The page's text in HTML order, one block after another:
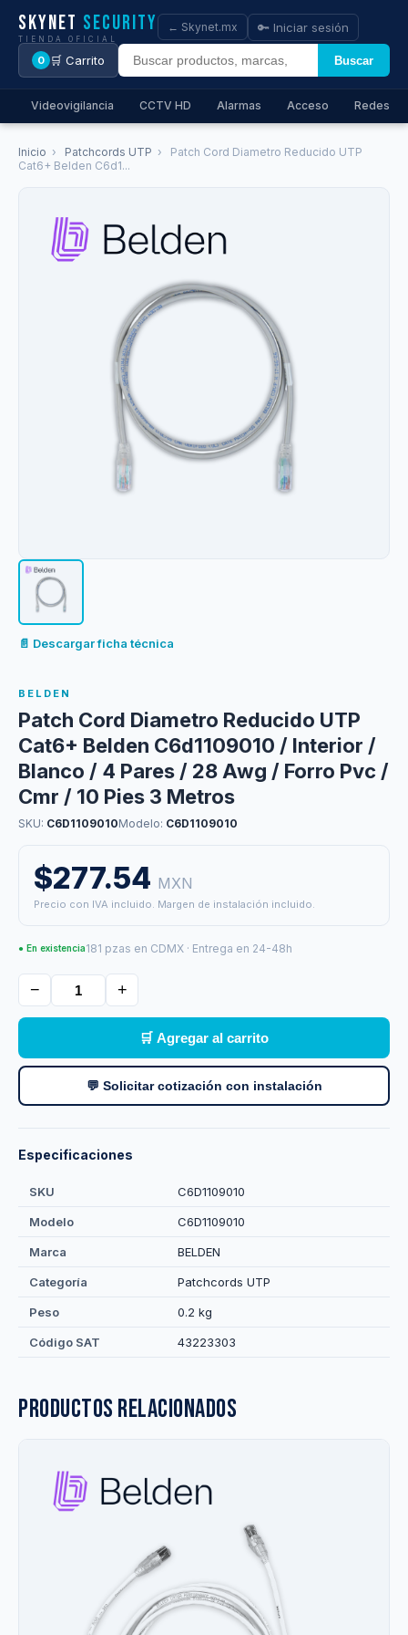
Skynet Security
TIENDA OFICIAL
Buscar
← Skynet.mx 🔑 Iniciar sesión
0 🛒 Carrito
Videovigilancia CCTV HD Alarmas Acceso Redes
Inicio › Patchcords UTP ›
Patch Cord Diametro Reducido UTP
Cat6+ Belden C6d1...
📄 Descargar ficha técnica
BELDEN
Patch Cord Diametro Reducido UTP
Cat6+ Belden C6d1109010 / Interior /
Blanco / 4 Pares / 28 Awg / Forro Pvc /
Cmr / 10 Pies 3 Metros
SKU: C6D1109010Modelo: C6D1109010
$277.54 MXN
Precio con IVA incluido. Margen de instalación incluido.
● En existencia181 pzas en CDMX · Entrega en 24-48h
− +
🛒 Agregar al carrito
💬 Solicitar cotización con instalación
Especificaciones
SKU C6D1109010
Modelo C6D1109010
Marca BELDEN
Categoría Patchcords UTP
Peso 0.2 kg
Código SAT 43223303
Productos relacionados